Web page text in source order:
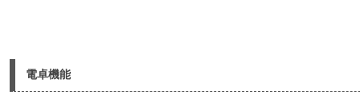
電卓機能